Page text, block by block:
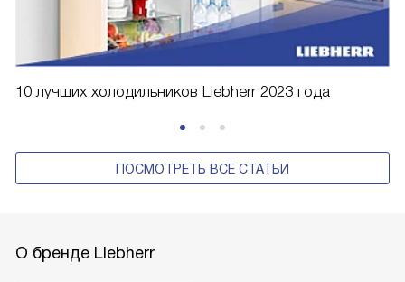
10 лучших холодильников Liebherr 2023 года
ПОСМОТРЕТЬ ВСЕ СТАТЬИ
О бренде Liebherr